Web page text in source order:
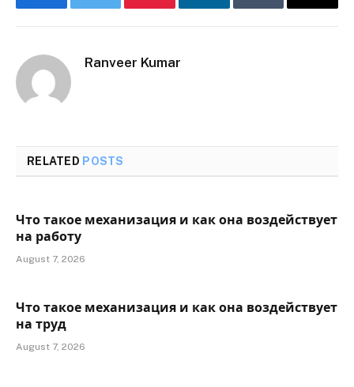
FacebookTwitter PinterestLinkedInTumblr Email
Ranveer Kumar
RELATED POSTS
Что такое механизация и как она воздействует
на работу
August 7, 2026
Что такое механизация и как она воздействует
на труд
August 7, 2026